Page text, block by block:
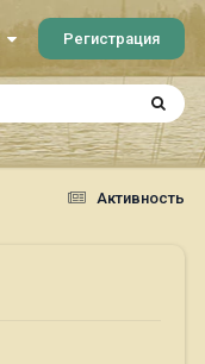
Регистрация
Активность